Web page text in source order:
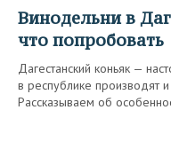
Винодельни в Дагестане: зачем ехать и
что попробовать
Дагестанский коньяк —
в республике производят
Рассказываем об